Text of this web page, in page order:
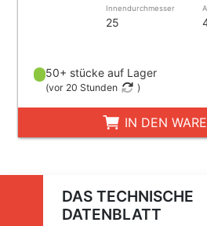
Innendurchmesser
25
50+ stücke auf Lager
(vor 20 Stunden )
IN DEN
DAS TECHNISCHE
DATENBLATT